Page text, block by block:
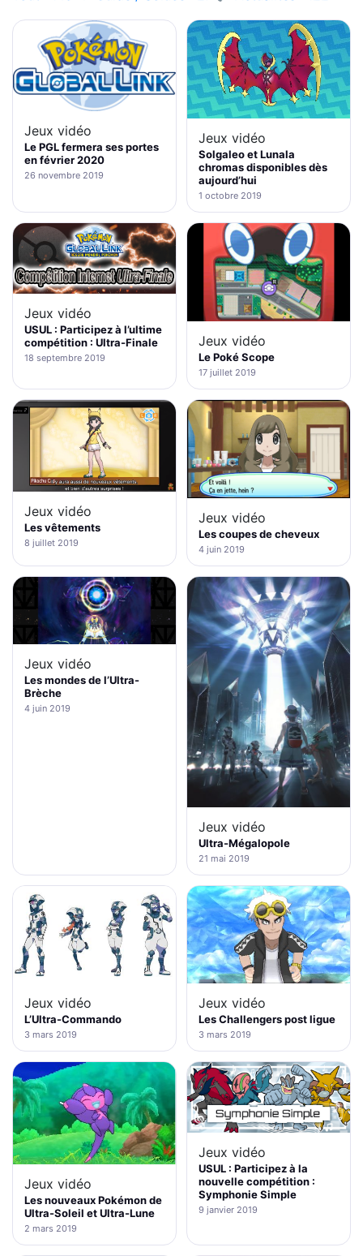
Jeux vidéo
Le PGL fermera ses portes
en février 2020
26 novembre 2019
Jeux vidéo
Solgaleo et Lunala
chromas disponibles dès
aujourd’hui
1 octobre 2019
Jeux vidéo
USUL : Participez à l’ultime
compétition : Ultra-Finale
18 septembre 2019
Jeux vidéo
Le Poké Scope
17 juillet 2019
Jeux vidéo
Les vêtements
8 juillet 2019
Jeux vidéo
Les coupes de cheveux
4 juin 2019
Jeux vidéo
Les mondes de l’Ultra-
Brèche
4 juin 2019
Jeux vidéo
Ultra-Mégalopole
21 mai 2019
Jeux vidéo
L’Ultra-Commando
3 mars 2019
Jeux vidéo
Les Challengers post ligue
3 mars 2019
Jeux vidéo
Les nouveaux Pokémon de
Ultra-Soleil et Ultra-Lune
2 mars 2019
Jeux vidéo
USUL : Participez à la
nouvelle compétition :
Symphonie Simple
9 janvier 2019